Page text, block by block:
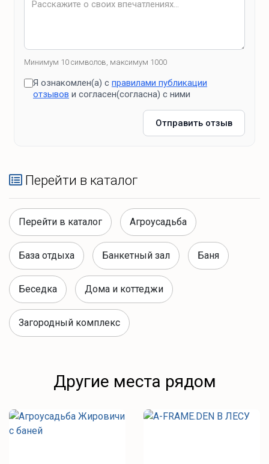
Минимум 10 символов, максимум 1000
Я ознакомлен(а) с правилами публикации
отзывов и согласен(согласна) с ними
Отправить отзыв
Перейти в каталог
Перейти в каталог Агроусадьба
База отдыха Банкетный зал Баня
Беседка Дома и коттеджи
Загородный комплекс
Другие места рядом